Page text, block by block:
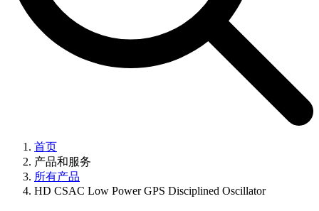
首页
产品和服务
所有产品
HD CSAC Low Power GPS Disciplined Oscillator